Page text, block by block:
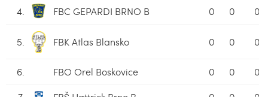
4. FBC GEPARDI BRNO B 0 0 0
5. FBK Atlas Blansko 0 0 0
6. FBO Orel Boskovice 0 0
0